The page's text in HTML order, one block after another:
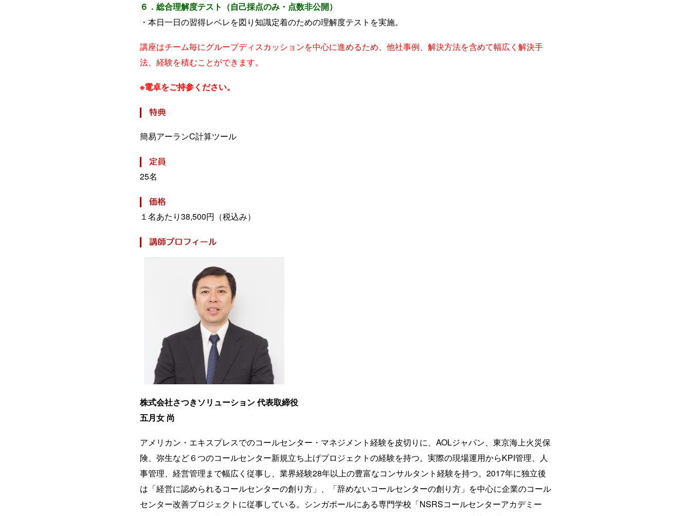
６．総合理解度テスト（自己採点のみ・点数非公開）
・本日一日の習得レベレを図り知識定着のための理解度テストを実施。
講座はチーム毎にグループディスカッションを中心に進めるため、他社事例、解決方法を含めて幅広く解決手
法、経験を積むことができます。
※電卓をご持参ください。
簡易アーランC計算ツール
25名
１名あたり38,500円（税込み）
株式会社さつきソリューション 代表取締役
五月女 尚
アメリカン・エキスプレスでのコールセンター・マネジメント経験を皮切りに、AOLジャパン、東京海上火災保
険、弥生など６つのコールセンター新規立ち上げプロジェクトの経験を持つ。実際の現場運用からKPI管理、人
事管理、経営管理まで幅広く従事し、業界経験28年以上の豊富なコンサルタント経験を持つ。2017年に独立後
は「経営に認められるコールセンターの創り方」、「辞めないコールセンターの創り方」を中心に企業のコール
センター改善プロジェクトに従事している。シンガポールにある専門学校「NSRSコールセンターアカデミー